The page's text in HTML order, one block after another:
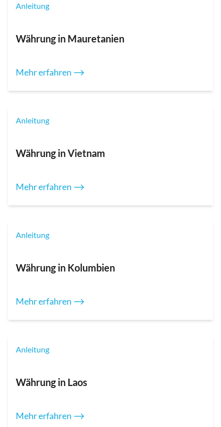
Anleitung
Währung in Mauretanien
Mehr erfahren ⟶
Anleitung
Währung in Vietnam
Mehr erfahren ⟶
Anleitung
Währung in Kolumbien
Mehr erfahren ⟶
Anleitung
Währung in Laos
Mehr erfahren ⟶